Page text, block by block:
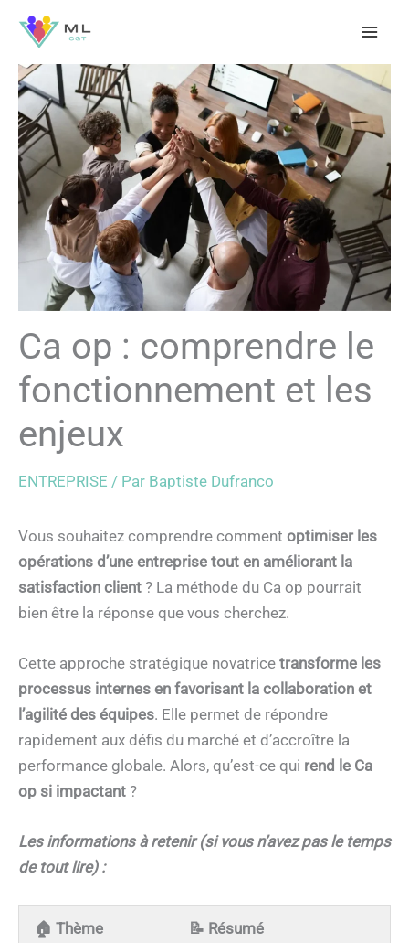
Aller
contenu
Ca op : comprendre le
fonctionnement et les
enjeux
ENTREPRISE / Par Baptiste Dufranco
Vous souhaitez comprendre comment optimiser les
opérations d’une entreprise tout en améliorant la
satisfaction client ? La méthode du Ca op pourrait
bien être la réponse que vous cherchez.
Cette approche stratégique novatrice transforme les
processus internes en favorisant la collaboration et
l’agilité des équipes. Elle permet de répondre
rapidement aux défis du marché et d’accroître la
performance globale. Alors, qu’est-ce qui rend le Ca
op si impactant ?
Les informations à retenir (si vous n’avez pas le temps
de tout lire) :
🏠 Thème 📝 Résumé